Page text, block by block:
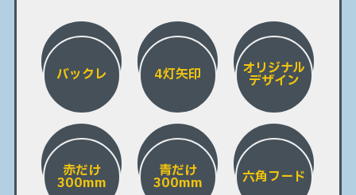
バックレ 4灯矢印 オリジナル
デザイン
赤だけ
300mm
青だけ
300mm 六角フード